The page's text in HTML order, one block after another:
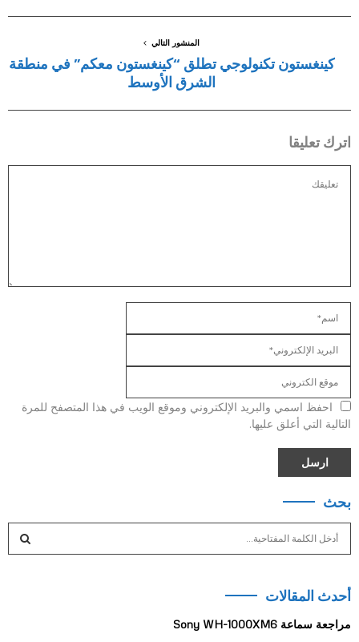
المنشور التالي
كينغستون تكنولوجي تطلق “كينغستون معكم” في منطقة
الشرق الأوسط
اترك تعليقا
احفظ اسمي والبريد الإلكتروني وموقع الويب في هذا المتصفح للمرة
التالية التي أعلق عليها.
بحث
c
f
أحدث المقالات
مراجعة سماعة Sony WH-1000XM6